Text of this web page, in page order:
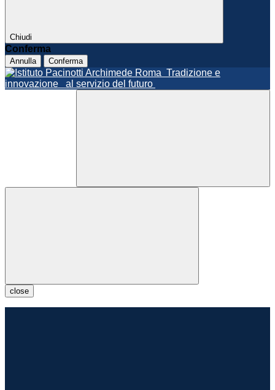
Chiudi
Conferma
Annulla Conferma
Roma Tradizione e
innovazione
al servizio del futuro
close